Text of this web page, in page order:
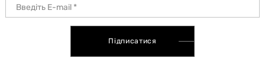
Підписатися